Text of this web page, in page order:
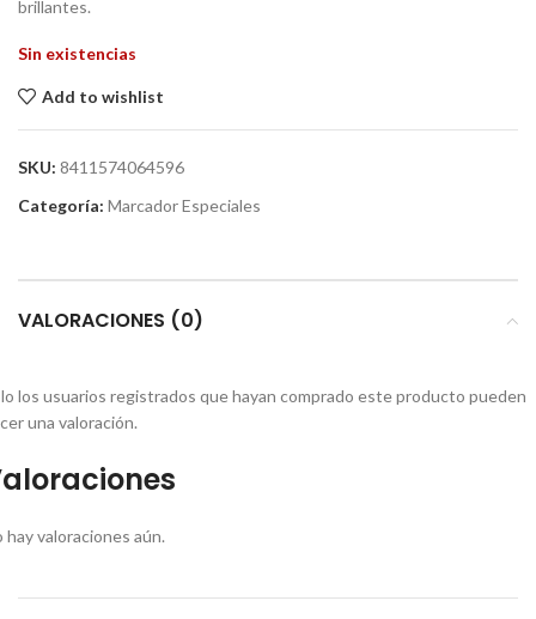
brillantes.
Sin existencias
Add to wishlist
SKU: 8411574064596
Categoría: Marcador Especiales
VALORACIONES (0)
hay valoraciones aún.
los usuarios registrados que hayan comprado este producto pueden
una valoración.